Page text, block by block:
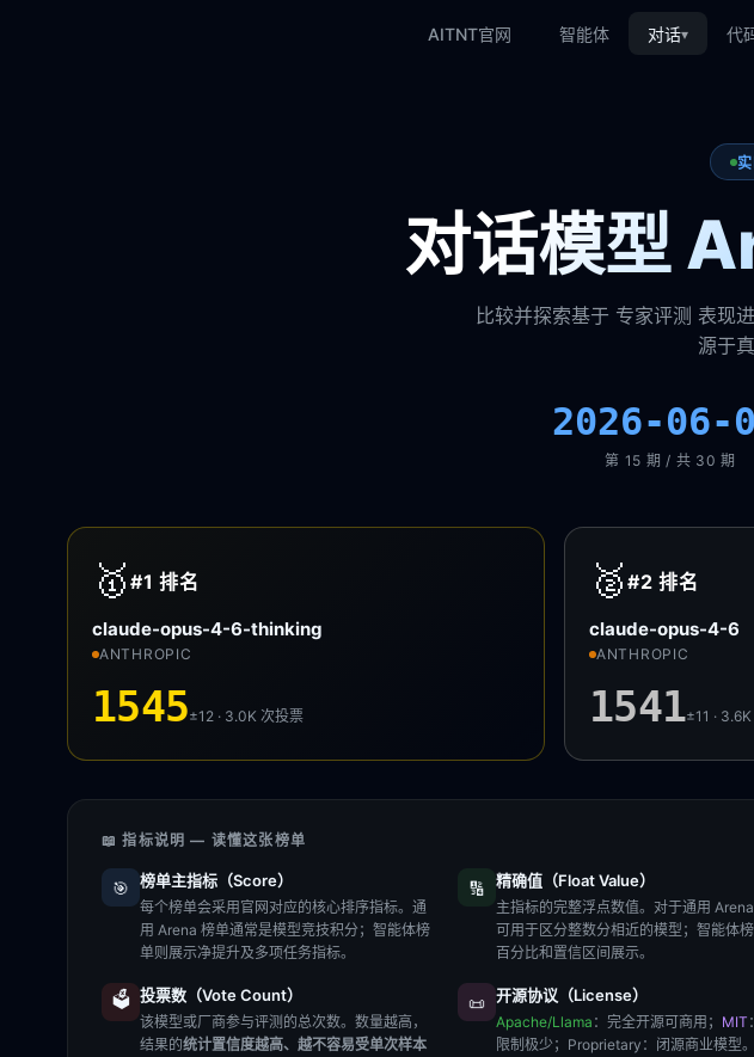
AITNT官网 智能体 对话▾ 代
对话模型
比较并探索基于 专家评测 表现
源于
2026-06-
第 15 期 / 共 30 期
🥇 #1排名
claude-opus-4-6-thinking
ANTHROPIC
1545±12 · 3.0K次投票
🥈 #2排名
claude-opus-4-6
ANTHROPIC
1541±11 ·
📖 指标说明 — 读懂这张榜单
🎯 榜单主指标（Score）
每个榜单会采用官网对应的核心排序指标。通
用 Arena 榜单通常是模型竞技积分；智能体榜
单则展示净提升及多项任务指标。
🔢 精确值（Float Value）
主指标的完整浮点数值。对于通用
可用于区分整数分相近的模型；智能体
百分比和置信区间展示。
🗳️ 投票数（Vote Count）
该模型或厂商参与评测的总次数。数量越高，
结果的统计置信度越高、越不容易受单次样本
📜 开源协议（License）
Apache/Llama ：完全开源可商用； MIT
限制极少； Proprietary ：闭源商业模型。